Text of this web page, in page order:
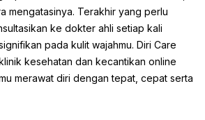
mengatasinya. Terakhir yang perlu
ke dokter ahli setiap kali
pada kulit wajahmu. Diri Care
kesehatan dan kecantikan online
merawat diri dengan tepat, cepat serta